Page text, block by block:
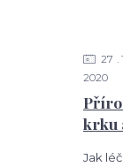
krku
27
2020
Jak